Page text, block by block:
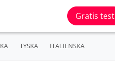
Gratis test
TYSKA ITALIENSKA